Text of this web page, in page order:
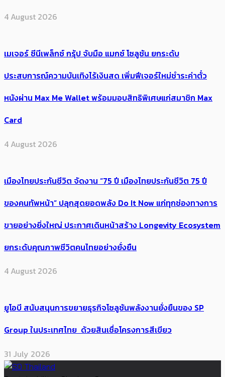
4 August 2026
เมเจอร์ ซีนีเพล็กซ์ กรุ้ป จับมือ แมกซ์ โซลูชัน ยกระดับ
ประสบการณ์ความบันเทิงไร้เงินสด เพิ่มฟีเจอร์ใหม่ชำระค่าตั๋ว
หนังผ่าน Max Me Wallet พร้อมมอบสิทธิพิเศษแก่สมาชิก Max
Card
4 August 2026
เมืองไทยประกันชีวิต จัดงาน “75 ปี เมืองไทยประกันชีวิต 75 ปี
ของคนทัพหน้า” ปลุกสุดยอดพลัง Do It Now แก่ทุกช่องทางการ
ขายอย่างยิ่งใหญ่ ประกาศเดินหน้าสร้าง Longevity Ecosystem
ยกระดับคุณภาพชีวิตคนไทยอย่างยั่งยืน
4 August 2026
ยูโอบี สนับสนุนการขยายธุรกิจโซลูชันพลังงานยั่งยืนของ SP
Group ในประเทศไทย ด้วยสินเชื่อโครงการสีเขียว
31 July 2026